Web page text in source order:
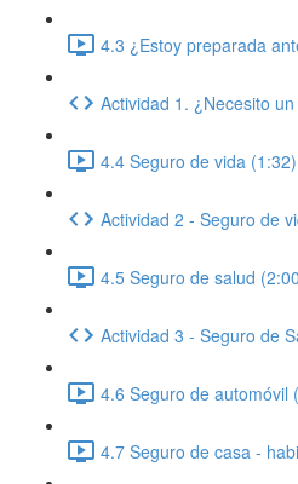
4.3 ¿Estoy preparada
Actividad 1. ¿Necesito
4.4 Seguro de vida (1:32)
Actividad 2 - Seguro de
4.5 Seguro de salud
Actividad 3 - Seguro de
4.6 Seguro de automóvil
4.7 Seguro de casa -